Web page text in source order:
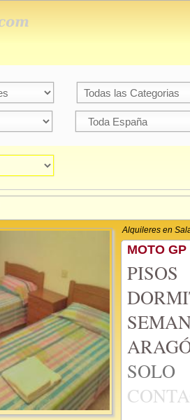
Alquileres en
MOTO